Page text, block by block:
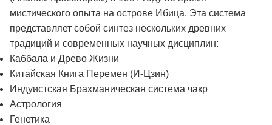
мистического опыта на острове Ибица. Эта система
представляет собой синтез нескольких древних
традиций и современных научных дисциплин:
Каббала и Древо Жизни
Китайская Книга Перемен (И-Цзин)
Индуистская Брахманическая система чакр
Астрология
Генетика